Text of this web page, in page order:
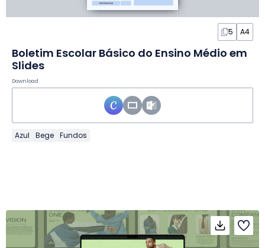
5 A4
Boletim Escolar Básico do Ensino Médio em
Slides
Download
Azul Bege Fundos